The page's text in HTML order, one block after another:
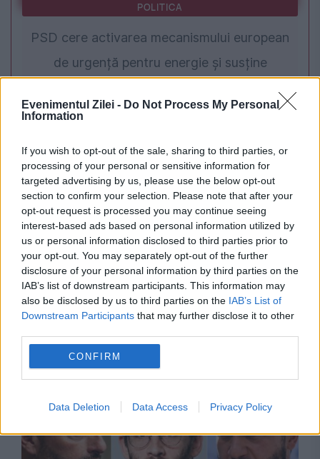
Evenimentul Zilei - Do Not Process My Personal
Information
If you wish to opt-out of the sale, sharing to third parties, or
processing of your personal or sensitive information for
targeted advertising by us, please use the below opt-out
section to confirm your selection. Please note that after your
opt-out request is processed you may continue seeing
interest-based ads based on personal information utilized by
us or personal information disclosed to third parties prior to
your opt-out. You may separately opt-out of the further
disclosure of your personal information by third parties on the
IAB’s list of downstream participants. This information may
also be disclosed by us to third parties on the IAB’s List of
Downstream Participants that may further disclose it to other
CONFIRM
Data Deletion Data Access Privacy Policy
POLITICA
PSD cere activarea mecanismului european
de urgență pentru energie și susține
adresa lui Bolojan
INTERNATIONAL
TASS susține că rușii au deconspirat 400 de
spioni NATO și ofițeri ucraineni